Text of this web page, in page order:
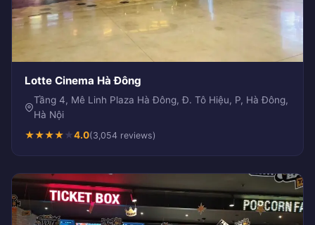
Lotte Cinema Hà Đông
Tầng 4, Mê Linh Plaza Hà Đông, Đ. Tô Hiệu, P, Hà Đông,
Hà Nội
★★★★★4.0(3,054 reviews)